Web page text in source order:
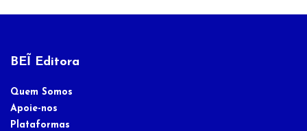
BEĨ Editora
Quem Somos
Apoie-nos
Plataformas